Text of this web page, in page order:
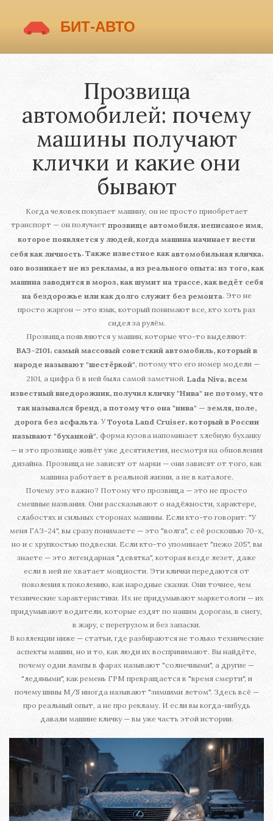
Прозвища
автомобилей: почему
машины получают
клички и какие они
бывают
Когда человек покупает машину, он не просто приобретает
транспорт — он получает прозвище автомобиля, неписаное имя,
которое появляется у людей, когда машина начинает вести
себя как личность. Также известное как автомобильная кличка,
оно возникает не из рекламы, а из реального опыта: из того, как
машина заводится в мороз, как шумит на трассе, как ведёт себя
на бездорожье или как долго служит без ремонта. Это не
просто жаргон — это язык, который понимают все, кто хоть раз
сидел за рулём.
Прозвища появляются у машин, которые что-то выделяют:
ВАЗ-2101, самый массовый советский автомобиль, который в
народе называют "шестёркой", потому что его номер модели —
2101, а цифра 6 в ней была самой заметной. Lada Niva, всем
известный внедорожник, получил кличку "Нива" не потому, что
так назывался бренд, а потому что она "нива" — земля, поле,
дорога без асфальта. УToyota Land Cruiser, который в России
называют "буханкой", форма кузова напоминает хлебную буханку
— и это прозвище живёт уже десятилетия, несмотря на обновления
дизайна. Прозвища не зависят от марки — они зависят от того, как
машина работает в реальной жизни, а не в каталоге.
Почему это важно? Потому что прозвища — это не просто
смешные названия. Они рассказывают о надёжности, характере,
слабостях и сильных сторонах машины. Если кто-то говорит: "У
меня ГАЗ-24", вы сразу понимаете — это "волга", с её роскошью 70-х,
но и с хрупкостью подвески. Если кто-то упоминает "пежо 205", вы
знаете — это легендарная "девятка", которая везде лезет, даже
если в ней не хватает мощности. Эти клички передаются от
поколения к поколению, как народные сказки. Они точнее, чем
технические характеристики. Их не придумывают маркетологи — их
придумывают водители, которые ездят по нашим дорогам, в снегу,
в жару, с перегрузом и без запаски.
В коллекции ниже — статьи, где разбираются не только технические
аспекты машин, но и то, как люди их воспринимают. Вы найдёте,
почему одни лампы в фарах называют "солнечными", а другие —
"ледяными", как ремень ГРМ превращается в "время смерти", и
почему шины M/S иногда называют "зимними летом". Здесь всё —
про реальный опыт, а не про рекламу. И если вы когда-нибудь
давали машине кличку — вы уже часть этой истории.